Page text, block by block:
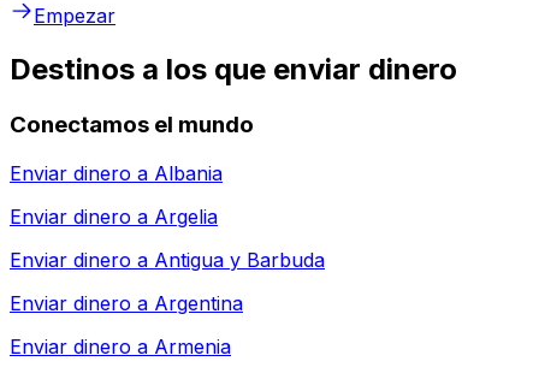
Empezar
Destinos a los que enviar dinero
Conectamos el mundo
Enviar dinero a Albania
Enviar dinero a Argelia
Enviar dinero a Antigua y Barbuda
Enviar dinero a Argentina
Enviar dinero a Armenia